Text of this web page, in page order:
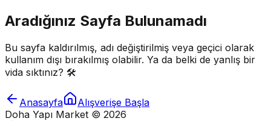
Aradığınız Sayfa Bulunamadı
Bu sayfa kaldırılmış, adı değiştirilmiş veya geçici olarak
kullanım dışı bırakılmış olabilir. Ya da belki de yanlış bir
vida sıktınız? 🛠️
Anasayfa
Alışverişe Başla
Doha Yapı Market © 2026